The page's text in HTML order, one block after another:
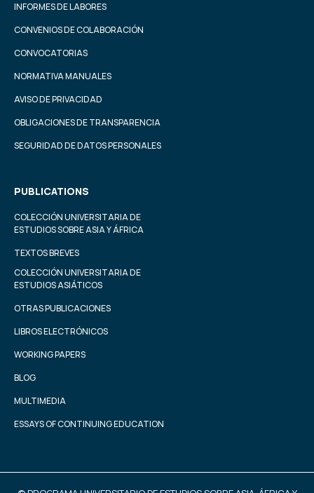
INFORMES DE LABORES
CONVENIOS DE COLABORACIÓN
CONVOCATORIAS
NORMATIVA MANUALES
AVISO DE PRIVACIDAD
OBLIGACIONES DE TRANSPARENCIA
SEGURIDAD DE DATOS PERSONALES
PUBLICATIONS
COLECCIÓN UNIVERSITARIA DE
ESTUDIOS SOBRE ASIA Y ÁFRICA
TEXTOS BREVES
COLECCIÓN UNIVERSITARIA DE
ESTUDIOS ASIÁTICOS
OTRAS PUBLICACIONES
LIBROS ELECTRÓNICOS
WORKING PAPERS
BLOG
MULTIMEDIA
ESSAYS OF CONTINUING EDUCATION